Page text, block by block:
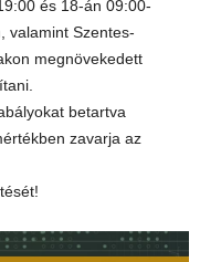
és 18-án 09:00-
valamint Szentes-
megnövekedett
betartva
zavarja az